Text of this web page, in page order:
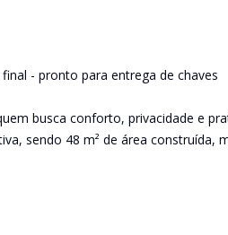
- pronto para entrega de chaves
busca conforto, privacidade e
sendo 48 m² de área construída,